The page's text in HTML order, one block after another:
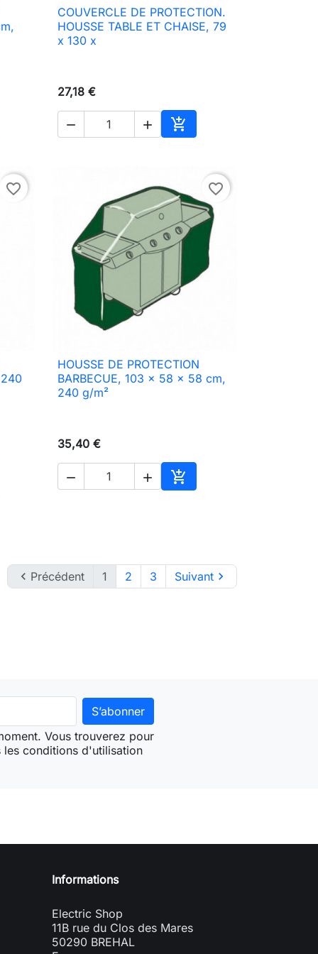
au panier
 Aperçu rapide
COUVERCLE DE PROTECTION.
HOUSSE TABLE ET CHAISE, 79
x 130 x
27,18 €
  
Ajouter au panier
favorite_border
au panier
favorite_border
 Aperçu rapide
HOUSSE DE PROTECTION
BARBECUE, 103 x 58 x 58 cm,
240 g/m²
35,40 €
  
Ajouter au panier
 Précédent 1 2 3 Suivant
Vous trouverez pour
conditions d'utilisation
Informations
Electric Shop
11B rue du Clos des Mares
50290 BREHAL